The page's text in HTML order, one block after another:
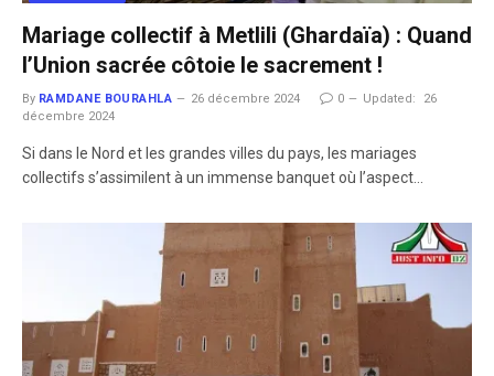
Mariage collectif à Metlili (Ghardaïa) : Quand
l’Union sacrée côtoie le sacrement !
By RAMDANE BOURAHLA 26 décembre 2024 0 Updated:
26
décembre 2024
Si dans le Nord et les grandes villes du pays, les mariages
collectifs s’assimilent à un immense banquet où l’aspect…